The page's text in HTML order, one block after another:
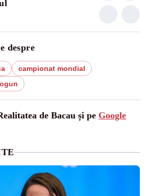
despre
campionat mondial
de Bacau și pe Google